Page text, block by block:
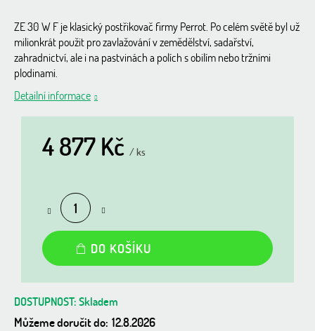
ZE 30 W F je klasický postřikovač firmy Perrot. Po celém světě byl už
milionkrát použit pro zavlažování v zemědělství, sadařství,
zahradnictví, ale i na pastvinách a polích s obilím nebo tržními
plodinami.
Detailní informace
4 877 Kč / ks
DO KOŠÍKU
Skladem
Můžeme doručit do: 12.8.2026